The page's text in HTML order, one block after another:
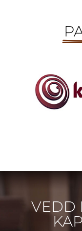
VEDD